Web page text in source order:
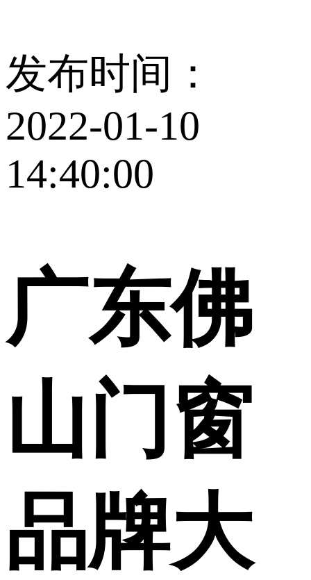
发布时间：
2022-01-10
14:40:00
广东佛
山门窗
品牌大